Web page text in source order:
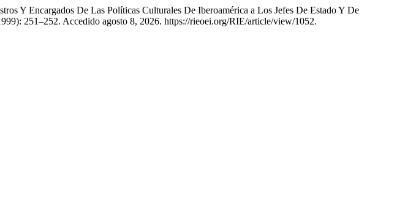
Y Encargados De Las Políticas Culturales De Iberoamérica a Los Jefes De Estado Y De
251–252. Accedido agosto 8, 2026. https://rieoei.org/RIE/article/view/1052.